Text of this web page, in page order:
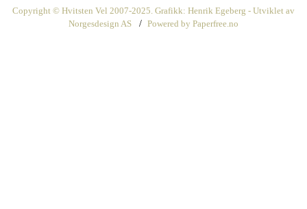
Copyright © Hvitsten Vel 2007-2025. Grafikk: Henrik Egeberg - Utviklet av
Norgesdesign AS
/ Powered by Paperfree.no